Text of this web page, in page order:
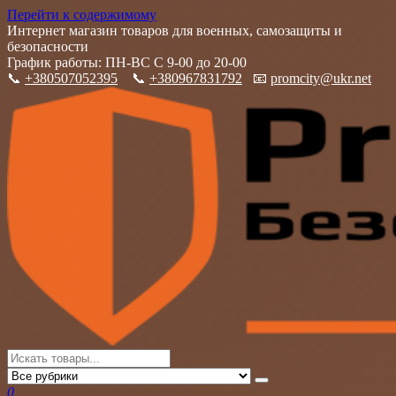
Перейти к содержимому
Интернет магазин товаров для военных, самозащиты и
безопасности
График работы: ПН-ВС С 9-00 до 20-00
📞 +380507052395 📞 +380967831792 📧 promcity@ukr.net
PromCity
Интернет магазин товаров для военных, самозащиты и
безопасности
0